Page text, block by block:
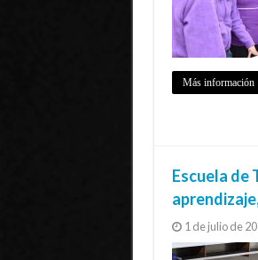
Más información
Escuela de
1 de julio de